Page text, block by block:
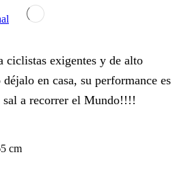
ciclistas exigentes y de alto
en casa, su performance es
a recorrer el Mundo!!!!
cm